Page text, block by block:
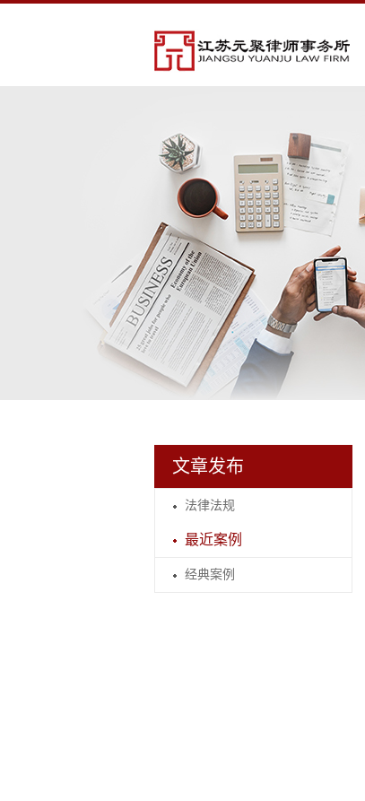
文章发布
法律法规
最近案例
经典案例